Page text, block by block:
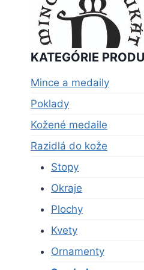
KATEGÓRIE
Mince a medaily
Poklady
Kožené medaile
Razidlá do kože
Stopy
Okraje
Plochy
Kvety
Ornamenty